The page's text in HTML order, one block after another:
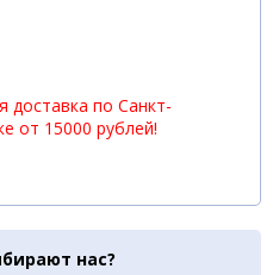
доставка по Санкт-
от 15000 рублей!
нас?